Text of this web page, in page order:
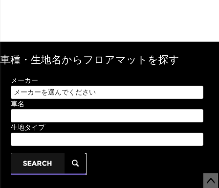
車種・生地名からフロアマットを探す
メーカー
車名
生地タイプ